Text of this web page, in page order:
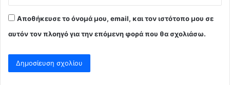
Αποθήκευσε το όνομά μου, email, και τον ιστότοπο μου σε
αυτόν τον πλοηγό για την επόμενη φορά που θα σχολιάσω.